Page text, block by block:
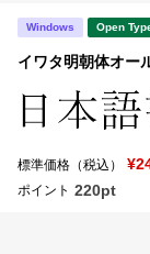
Windows Open
イワタ明朝体オー
標準価格（税込）
ポイント 220pt